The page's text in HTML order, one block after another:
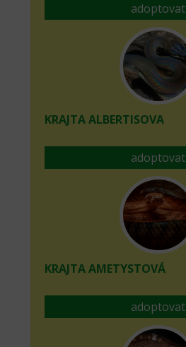
adoptovat
KRAJTA ALBERTISOVA
adoptovat
KRAJTA AMETYSTOVÁ
adoptovat